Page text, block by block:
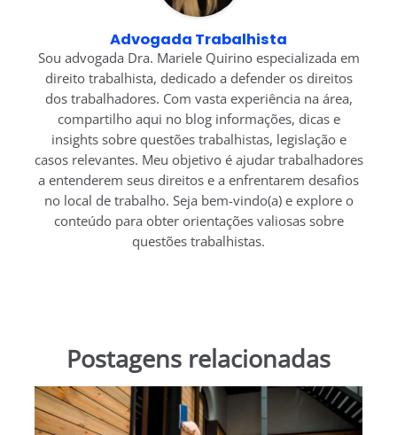
Advogada Trabalhista
Sou advogada Dra. Mariele Quirino especializada em
direito trabalhista, dedicado a defender os direitos
dos trabalhadores. Com vasta experiência na área,
compartilho aqui no blog informações, dicas e
insights sobre questões trabalhistas, legislação e
casos relevantes. Meu objetivo é ajudar trabalhadores
a entenderem seus direitos e a enfrentarem desafios
no local de trabalho. Seja bem-vindo(a) e explore o
conteúdo para obter orientações valiosas sobre
questões trabalhistas.
Postagens relacionadas